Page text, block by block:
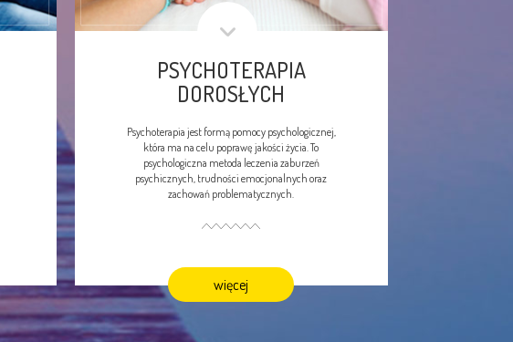
PSYCHOTERAPIA
DOROSŁYCH
Psychoterapia jest formą pomocy psychologicznej,
która ma na celu poprawę jakości życia. To
psychologiczna metoda leczenia zaburzeń
psychicznych, trudności emocjonalnych oraz
zachowań problematycznych.
więcej